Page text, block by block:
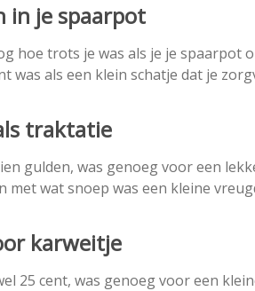
in je spaarpot
hoe trots je was als je je spaarpot
was als een klein schatje dat je
traktatie
gulden, was genoeg voor een
met wat snoep was een kleine
karweitje
25 cent, was genoeg voor een